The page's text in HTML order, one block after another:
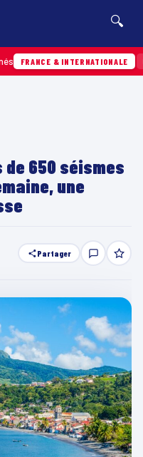
🔍
& INTERNATIONALE 07/08
de 650 séismes
une
Partager